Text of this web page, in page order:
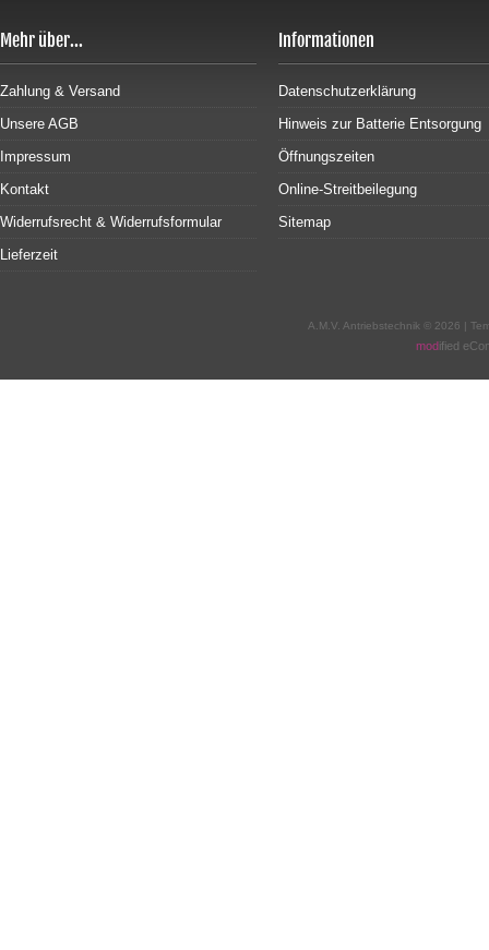
Mehr über...
Zahlung & Versand
Unsere AGB
Impressum
Kontakt
Widerrufsrecht & Widerrufsformular
Lieferzeit
Informationen
Datenschutzerklärung
Hinweis zur Batterie Entsorgung
Öffnungszeiten
Online-Streitbeilegung
Sitemap
A.M.V. Antriebstechnik © 2026 |
modified